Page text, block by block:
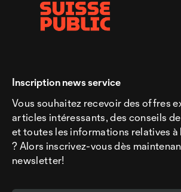
Inscription news service
Vous souhaitez recevoir des offres
articles intéressants, des conseils
et toutes les informations relatives à
? Alors inscrivez-vous dès
newsletter!